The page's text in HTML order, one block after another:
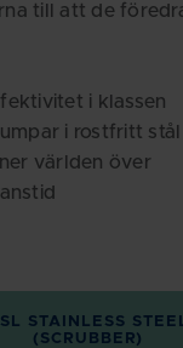
till att de
i klassen
i rostfritt stål
världen över
STAINLESS
(SCRUBBER)